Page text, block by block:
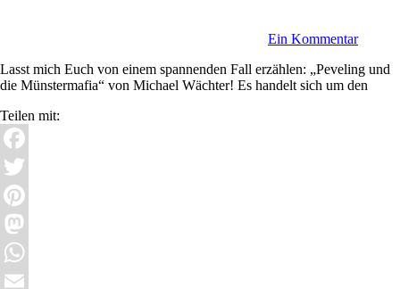
Ein Kommentar
Lasst mich Euch von einem spannenden Fall erzählen: „Peveling und
die Münstermafia“ von Michael Wächter! Es handelt sich um den
Teilen mit:
Facebook
Twitter
Pinterest
Mastodon
WhatsApp